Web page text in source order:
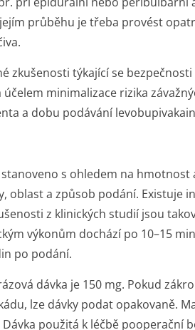
průběhu je třeba provést
zkušenosti týkající se
minimalizace rizika
a dobu podávání
s ohledem na hmotnost
oblast a způsob podání. Existuje
z klinických studií jsou
výkonům dochází po 10–15
po podání.
dávka je 150 mg. Pokud
lze dávky podat opakovaně.
použitá k léčbě pooperační